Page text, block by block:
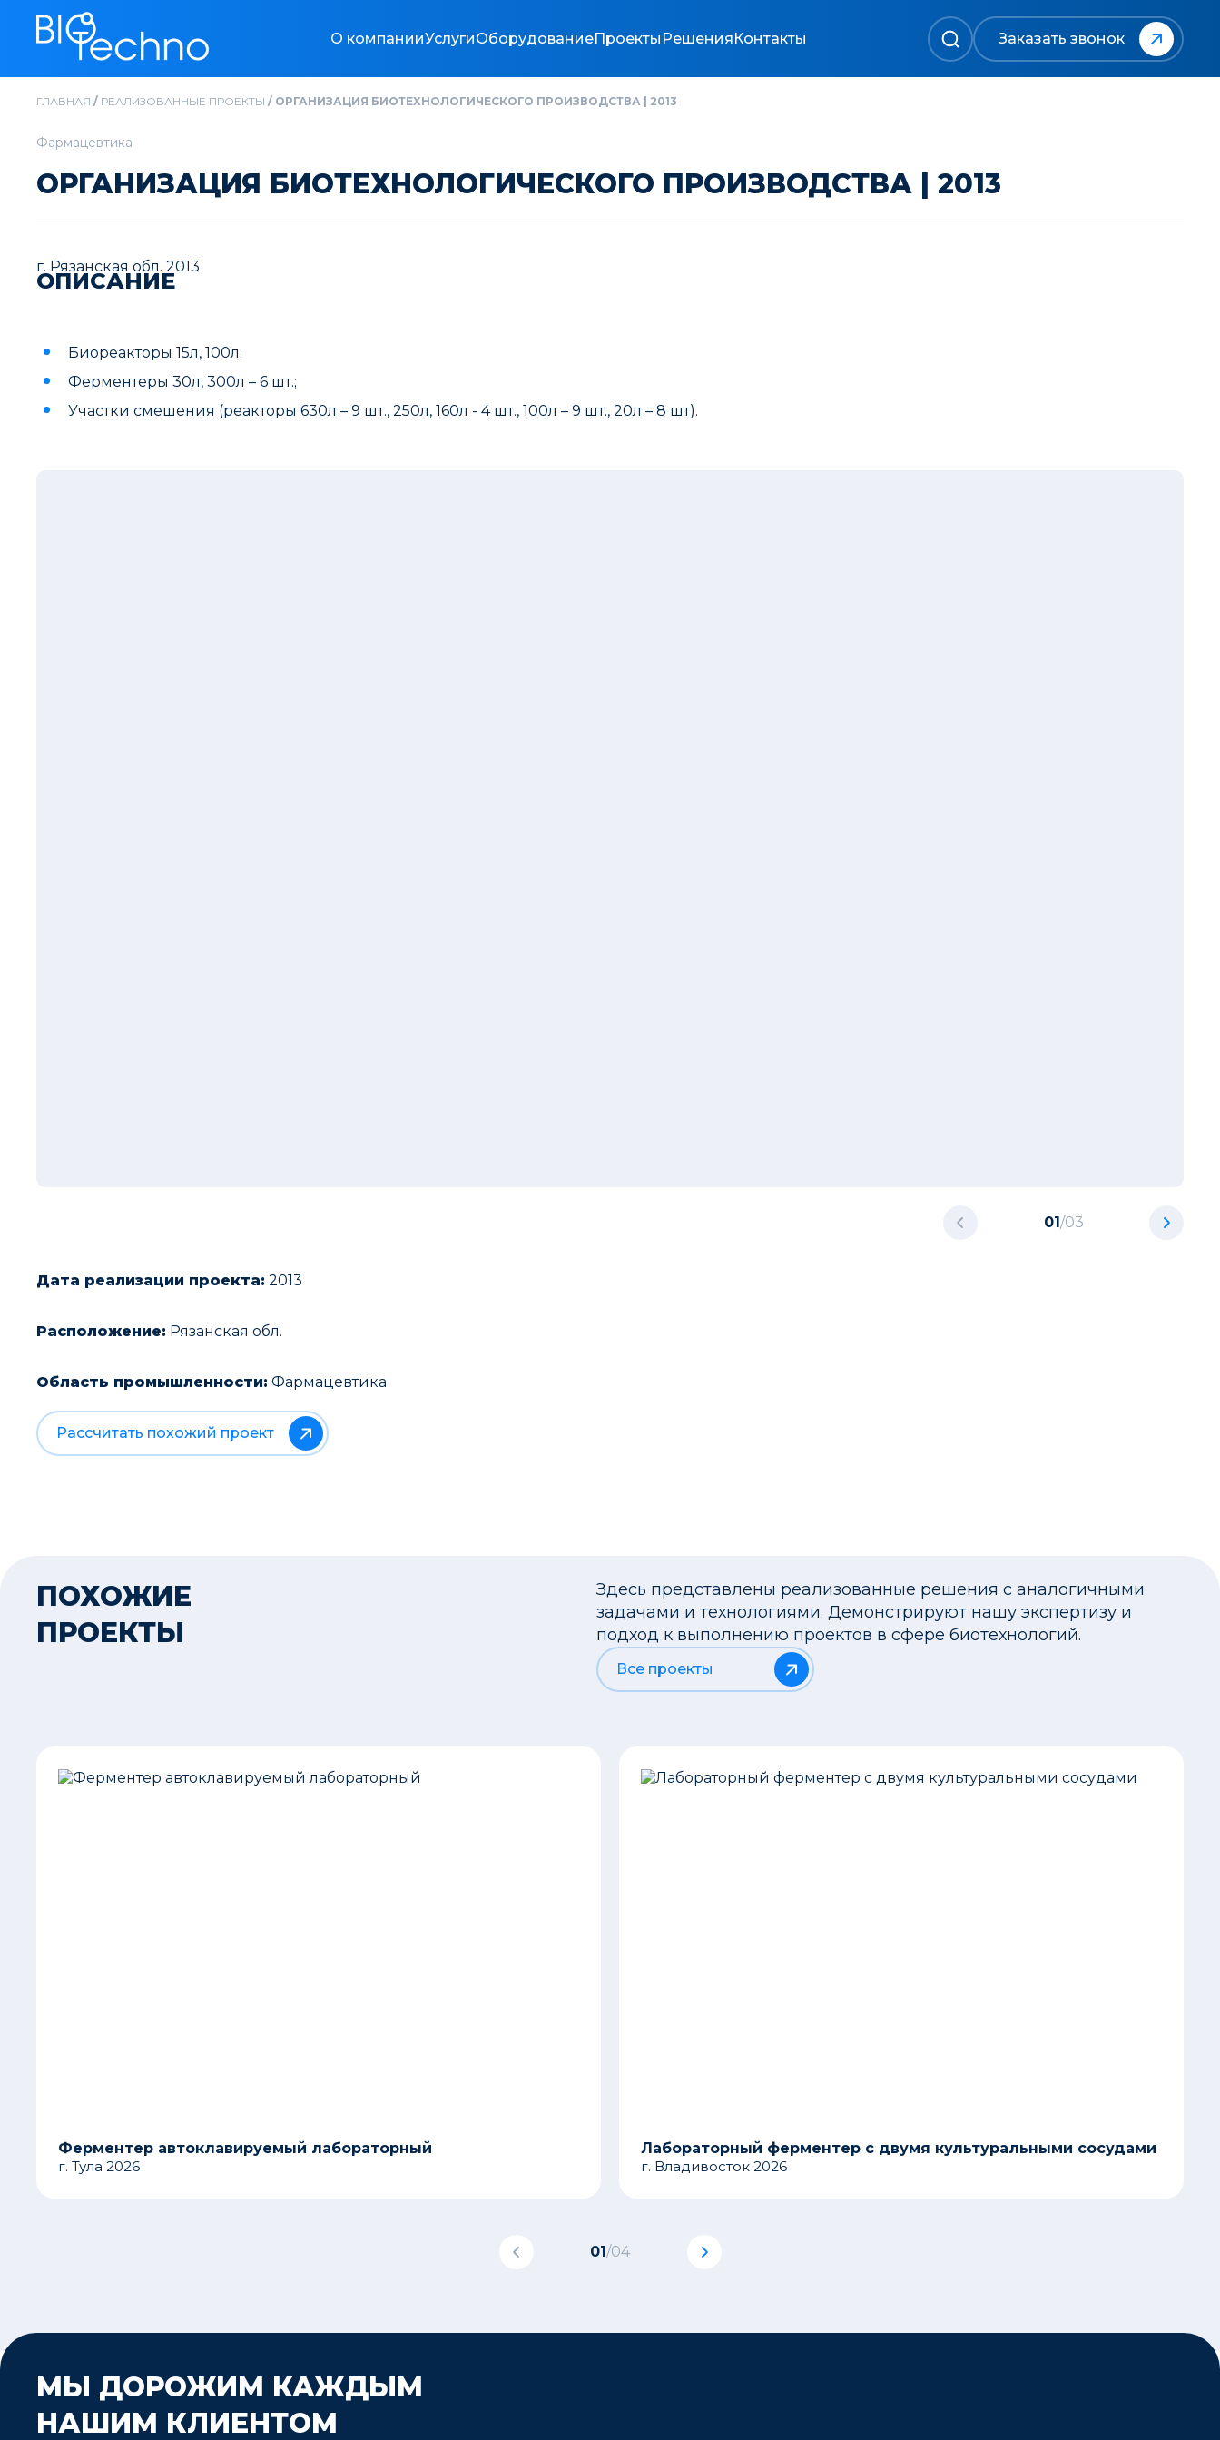
О компанииУслугиОборудованиеПроекты РешенияКонтакты Заказать звонок
ГЛАВНАЯ / РЕАЛИЗОВАННЫЕ ПРОЕКТЫ / ОРГАНИЗАЦИЯ БИОТЕХНОЛОГИЧЕСКОГО ПРОИЗВОДСТВА | 2013
Фармацевтика
ОРГАНИЗАЦИЯ БИОТЕХНОЛОГИЧЕСКОГО ПРОИЗВОДСТВА | 2013
г. Рязанская обл. 2013
ОПИСАНИЕ
Биореакторы 15л, 100л;
Ферментеры 30л, 300л – 6 шт.;
Участки смешения (реакторы 630л – 9 шт., 250л, 160л - 4 шт., 100л – 9 шт., 20л – 8 шт).
01/03
Дата реализации проекта: 2013
Расположение: Рязанская обл.
Область промышленности: Фармацевтика
Рассчитать похожий проект
ПОХОЖИЕ
ПРОЕКТЫ
Здесь представлены реализованные решения с аналогичными
задачами и технологиями. Демонстрируют нашу экспертизу и
подход к выполнению проектов в сфере биотехнологий.
Все проекты
Ферментер автоклавируемый лабораторный
г. Тула 2026
Лабораторный ферментер с двумя культуральными сосудами
г. Владивосток 2026
01/04
МЫ ДОРОЖИМ КАЖДЫМ
НАШИМ КЛИЕНТОМ